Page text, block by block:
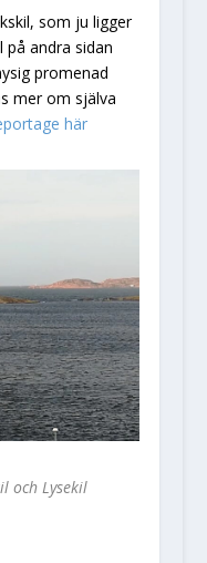
som ju ligger
andra sidan
promenad
mer om själva
här
och Lysekil